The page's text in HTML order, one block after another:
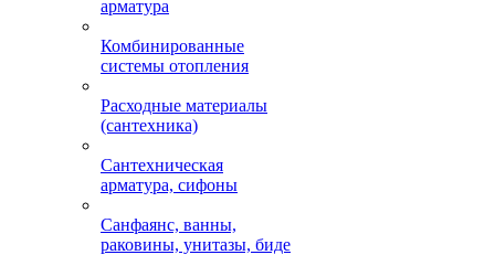
арматура
Комбинированные
системы отопления
Расходные материалы
(сантехника)
Сантехническая
арматура, сифоны
Санфаянс, ванны,
раковины, унитазы, биде